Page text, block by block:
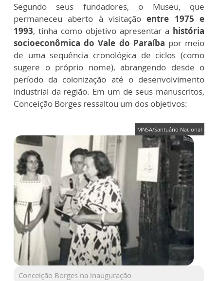
Segundo seus fundadores, o Museu, que
permaneceu aberto à visitaçãoentre 1975 e
1993, tinha como objetivo apresentar a história
socioeconômica do Vale do Paraíba por meio
de uma sequência cronológica de ciclos (como
sugere o próprio nome), abrangendo desde o
período da colonização até o desenvolvimento
industrial da região. Em um de seus manuscritos,
Conceição Borges ressaltou um dos objetivos:
MNSA/Santuário Nacional
Conceição Borges na inauguração